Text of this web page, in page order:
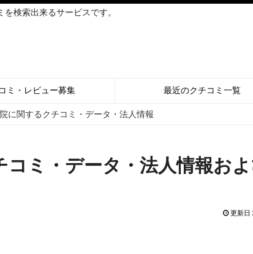
検索出来るサービスです。
ミ・レビュー募集 最近のクチコミ一覧
に関するクチコミ・データ・法人情報
ミ・データ・法人情報お
更新日